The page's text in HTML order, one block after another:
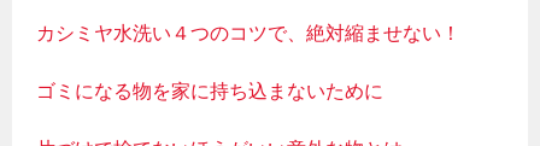
カシミヤ水洗い４つのコツで、絶対縮ませない！
ゴミになる物を家に持ち込まないために